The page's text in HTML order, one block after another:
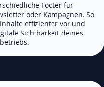
Footer für
oder Kampagnen. So
effizienter vor und
Sichtbarkeit deines